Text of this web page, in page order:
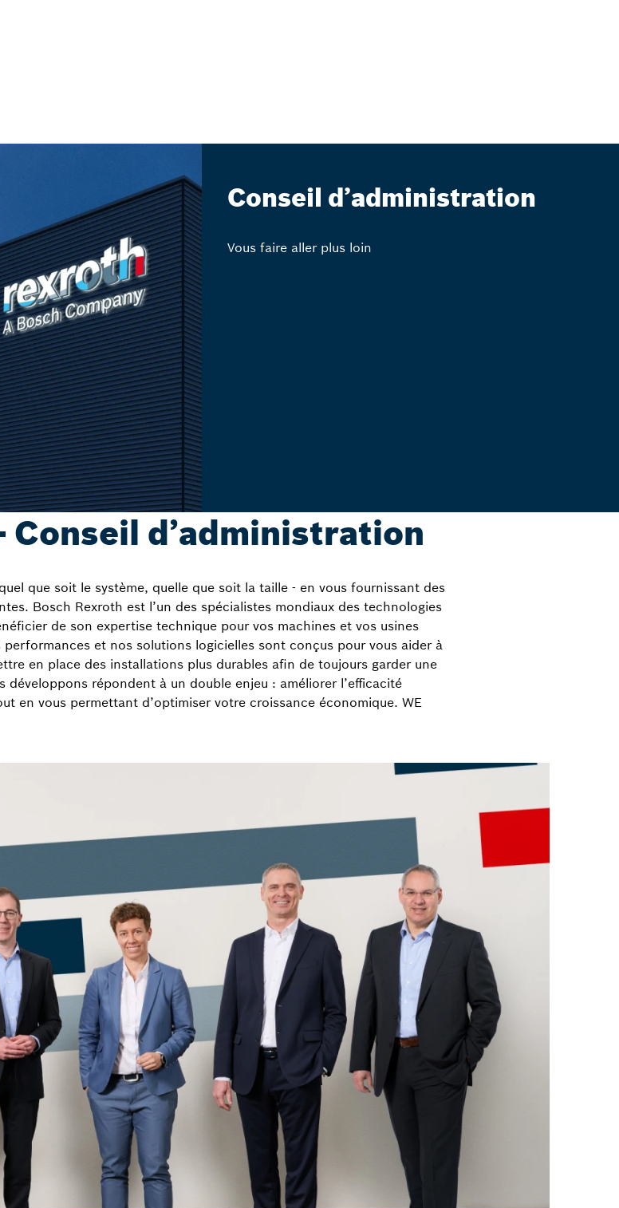
Conseil d’administration
Vous faire aller plus loin
Conseil d’administration
que soit le système, quelle que soit la taille - en vous fournissant des
Bosch Rexroth est l’un des spécialistes mondiaux des technologies
de son expertise technique pour vos machines et vos usines
et nos solutions logicielles sont conçus pour vous aider à
en place des installations plus durables afin de toujours garder une
développons répondent à un double enjeu : améliorer l’efficacité
en vous permettant d’optimiser votre croissance économique. WE